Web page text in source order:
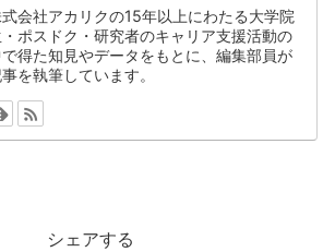
会社アカリクの15年以上にわたる大学院
ポスドク・研究者のキャリア支援活動の
得た知見やデータをもとに、編集部員が
を執筆しています。
シェアする